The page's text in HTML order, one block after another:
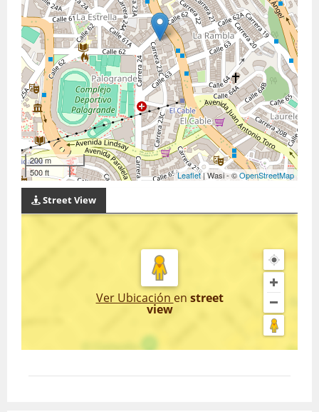
200 m
500 ft
Leaflet| Wasi - ©OpenStreetMap
Street View
Ver Ubicación en street
view